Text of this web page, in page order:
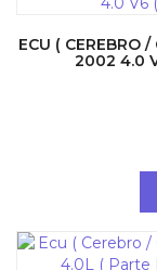
ECU ( CEREBRO
2002 4.0